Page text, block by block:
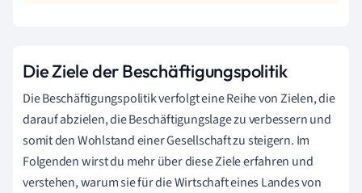
Die Ziele der Beschäftigungspolitik
Die Beschäftigungspolitik verfolgt eine Reihe von Zielen, die
darauf abzielen, die Beschäftigungslage zu verbessern und
somit den Wohlstand einer Gesellschaft zu steigern. Im
Folgenden wirst du mehr über diese Ziele erfahren und
verstehen, warum sie für die Wirtschaft eines Landes von